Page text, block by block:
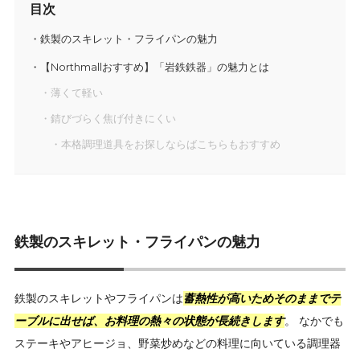
目次
鉄製のスキレット・フライパンの魅力
【Northmallおすすめ】「岩鉄鉄器」の魅力とは
薄くて軽い
錆びづらく焦げ付きにくい
本格調理道具をお探しならばこちらもおすすめ
鉄製のスキレット・フライパンの魅力
鉄製のスキレットやフライパンは蓄熱性が高いためそのままでテ
ーブルに出せば、お料理の熱々の状態が長続きします。 なかでも
ステーキやアヒージョ、野菜炒めなどの料理に向いている調理器